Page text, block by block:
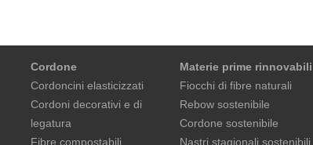
Cordone
Cordoncini elasticizzati
Cordoni decorativi e di
legatura
Fibre compostabili
Materie prime rinnovabili
Fiocchi di fibre naturali
Rebow sostenibile
Cordone sostenibile
Nastri stagionali sostenibili